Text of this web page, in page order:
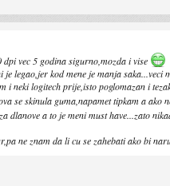
vec 5 godina sigurno,mozda i vise
legao,jer kod mene je manja saka...veci
i neki logitech prije,isto poglomazan i
se skinula guma,napamet tipkam a ako
dlanove a to je meni must have...zato
ne znam da li cu se zahebati ako bi